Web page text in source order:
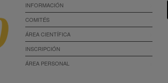
INFORMACIÓN
COMITÉS
ÁREA CIENTÍFICA
INSCRIPCIÓN
ÁREA PERSONAL